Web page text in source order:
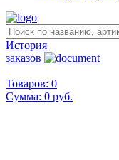
История
заказов
Товаров: 0
Сумма: 0 руб.